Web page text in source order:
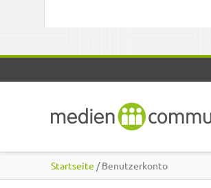
Startseite / Benutzerkonto